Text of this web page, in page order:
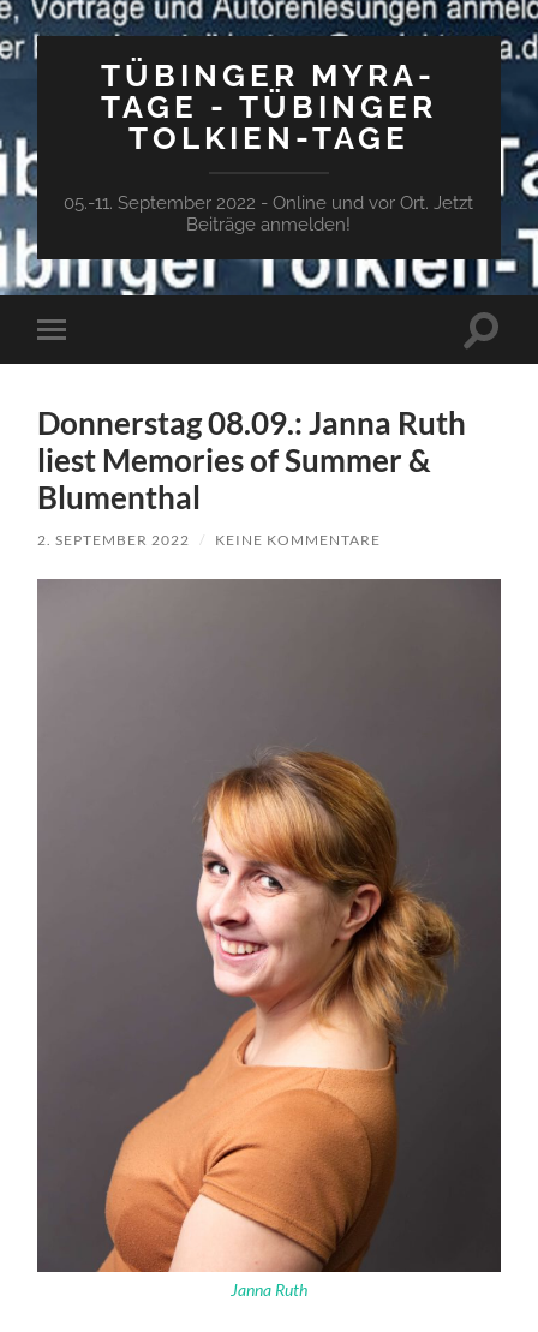
TÜBINGER MYRA-
TAGE - TÜBINGER
TOLKIEN-TAGE
05.-11. September 2022 - Online und vor Ort. Jetzt
Beiträge anmelden!
Mobile-
Menü
Donnerstag 08.09.: Janna Ruth
liest Memories of Summer &
Blumenthal
2. SEPTEMBER 2022 / KEINE KOMMENTARE
Janna Ruth